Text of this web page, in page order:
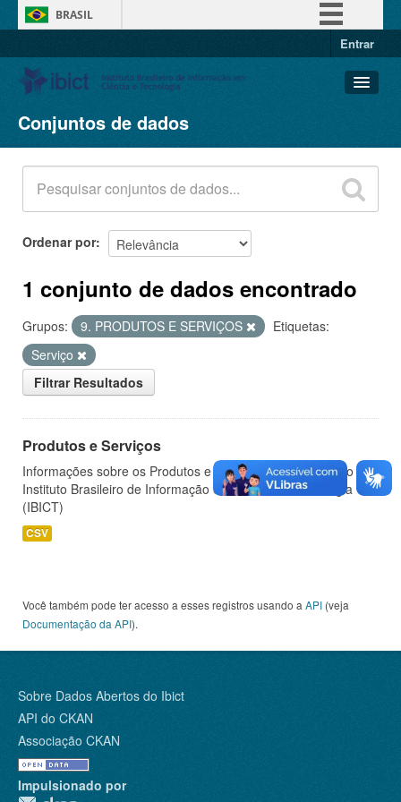
BRASIL
Entrar
Conjuntos de dados
Organizações
Grupos
Sobre
Conjuntos de dados
Ordenar por
1 conjunto de dados encontrado
Grupos: 9. PRODUTOS E SERVIÇOS
Etiquetas:
Serviço
Filtrar Resultados
Produtos e Serviços
Informações sobre os Produtos e Serviços oferecidos pelo
Instituto Brasileiro de Informação em Ciência e Tecnologia
(IBICT)
CSV
Você também pode ter acesso a esses registros usando a API (veja
Documentação da API).
Sobre Dados Abertos do Ibict
API do CKAN
Associação CKAN
Impulsionado por